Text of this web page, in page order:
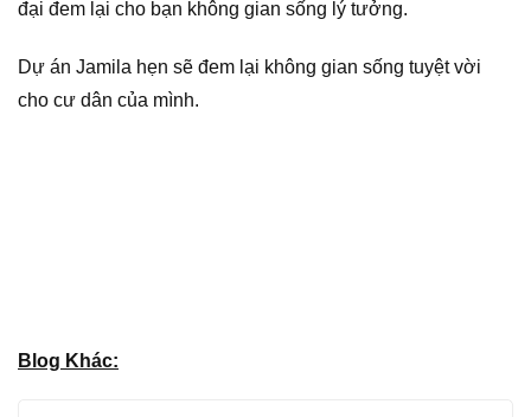
đại đem lại cho bạn không gian sống lý tưởng.
Dự án Jamila hẹn sẽ đem lại không gian sống tuyệt vời
cho cư dân của mình.
Blog Khác: